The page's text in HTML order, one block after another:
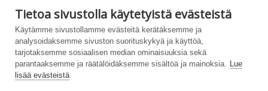
Tietoa sivustolla käytetyistä evästeistä
Käytämme sivustollamme evästeitä kerätäksemme ja
analysoidaksemme sivuston suorituskykyä ja käyttöä,
tarjotaksemme sosiaalisen median ominaisuuksia sekä
parantaaksemme ja räätälöidäksemme sisältöä ja mainoksia. Lue
lisää evästeistä
Tämän sivuston tuottamiseen on saatu rahoitusta Euroopan unionin
LIFE-ohjelmasta. Tämän sivuston sisältö edustaa ainoastaan
CANEMURE-hankkeen näkemyksiä ja EASME/EU:n komissio ei ole
vastuussa sivuston sisältämän informaation mahdollisesta käytöstä.